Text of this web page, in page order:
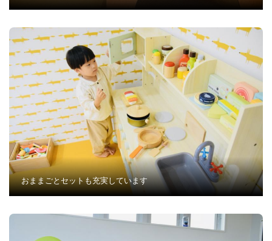
おままごとセットも充実しています